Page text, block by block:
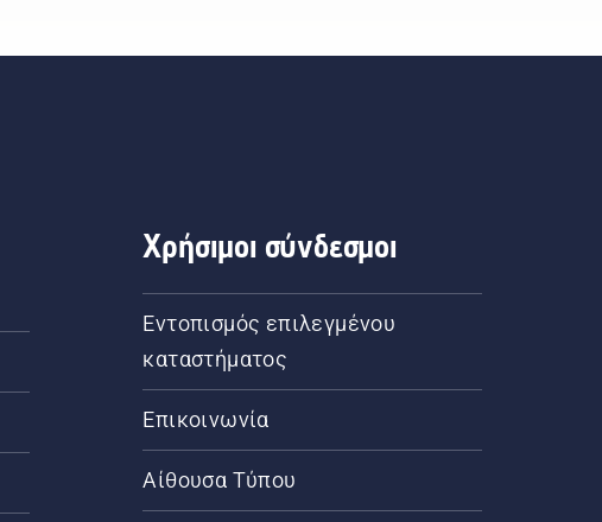
Χρήσιμοι σύνδεσμοι
Εντοπισμός επιλεγμένου
καταστήματος
Επικοινωνία
Αίθουσα Τύπου